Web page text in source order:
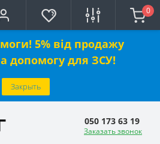
5% від продажу
допомогу для ЗСУ!
Закрыть
0
050 173 63 19
Заказать звонок